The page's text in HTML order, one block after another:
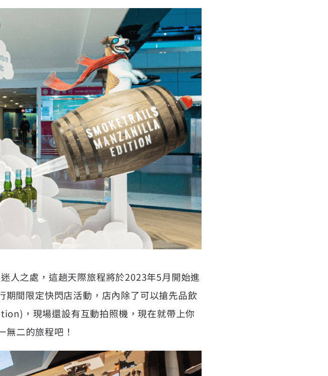
人之處，這趟天際旅程將於2023年5月開始進
間限定快閃店活動，店內除了可以搶先品飲
，現場還設有互動拍照機，現在就帶上你
二的旅程吧！